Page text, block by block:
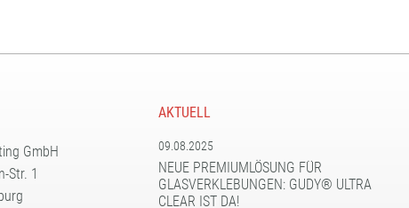
GmbH
Str. 1
AKTUELL
09.08.2025
NEUE PREMIUMLÖSUNG FÜR
GLASVERKLEBUNGEN: GUDY® ULTRA
CLEAR IST DA!